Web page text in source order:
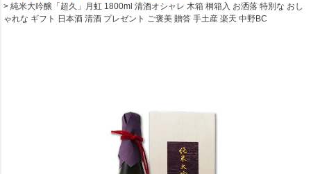
純米大吟醸「超久」月虹 1800ml 清酒オシャレ 木箱 桐箱入 お洒落 特別な おし
ゃれな ギフト 日本酒 清酒 プレゼント ご褒美 贈答 手土産 楽天 中野BC